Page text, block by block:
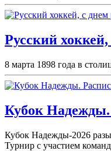
Русский
8 марта 1898 года в
Кубок Надежды.
Кубок Надежды-2026
Турнир с участием